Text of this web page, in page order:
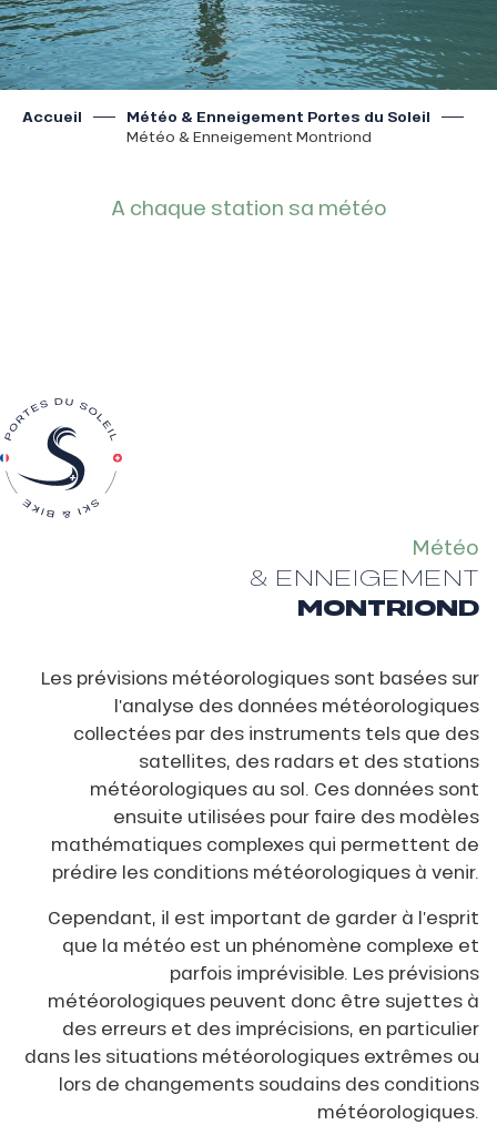
Accueil
Météo & Enneigement Portes du Soleil
Météo & Enneigement Montriond
A chaque station sa météo
Météo
& ENNEIGEMENT
MONTRIOND
Les prévisions météorologiques sont basées sur
l’analyse des données météorologiques
collectées par des instruments tels que des
satellites, des radars et des stations
météorologiques au sol. Ces données sont
ensuite utilisées pour faire des modèles
mathématiques complexes qui permettent de
prédire les conditions météorologiques à venir.
Cependant, il est important de garder à l’esprit
que la météo est un phénomène complexe et
parfois imprévisible. Les prévisions
météorologiques peuvent donc être sujettes à
des erreurs et des imprécisions, en particulier
dans les situations météorologiques extrêmes ou
lors de changements soudains des conditions
météorologiques.